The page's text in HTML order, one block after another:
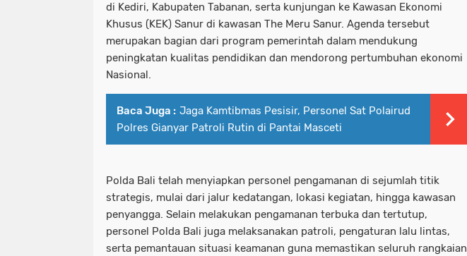
di Kediri, Kabupaten Tabanan, serta kunjungan ke Kawasan Ekonomi
Khusus (KEK) Sanur di kawasan The Meru Sanur. Agenda tersebut
merupakan bagian dari program pemerintah dalam mendukung
peningkatan kualitas pendidikan dan mendorong pertumbuhan ekonomi
Nasional.
Baca Juga : Jaga Kamtibmas Pesisir, Personel Sat Polairud
Polres Gianyar Patroli Rutin di Pantai Masceti
Polda Bali telah menyiapkan personel pengamanan di sejumlah titik
strategis, mulai dari jalur kedatangan, lokasi kegiatan, hingga kawasan
penyangga. Selain melakukan pengamanan terbuka dan tertutup,
personel Polda Bali juga melaksanakan patroli, pengaturan lalu lintas,
serta pemantauan situasi keamanan guna memastikan seluruh rangkaian